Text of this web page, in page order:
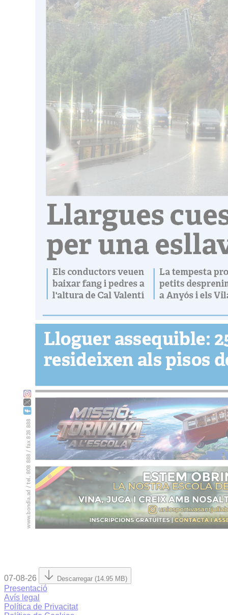
07-08-26 Descarregar (14.95 MB)
Presentació
Avís legal
Política de Privacitat